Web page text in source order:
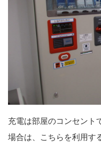
充電は部屋のコンセント
場合は、こちらを利用す